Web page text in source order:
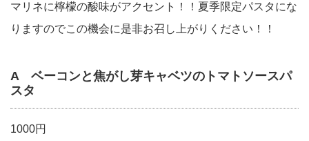
マリネに檸檬の酸味がアクセント！！夏季限定パスタにな
りますのでこの機会に是非お召し上がりください！！
A ベーコンと焦がし芽キャベツのトマトソースパ
スタ
1000円